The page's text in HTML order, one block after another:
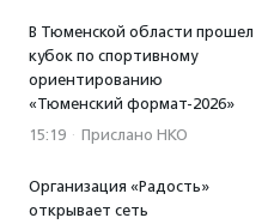
В Тюменской области прошел
кубок по спортивному
ориентированию
«Тюменский формат-2026»
15:19 · Прислано НКО
Организация «Радость»
открывает сеть